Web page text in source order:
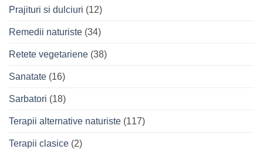
Prajituri si dulciuri (12)
Remedii naturiste (34)
Retete vegetariene (38)
Sanatate (16)
Sarbatori (18)
Terapii alternative naturiste (117)
Terapii clasice (2)